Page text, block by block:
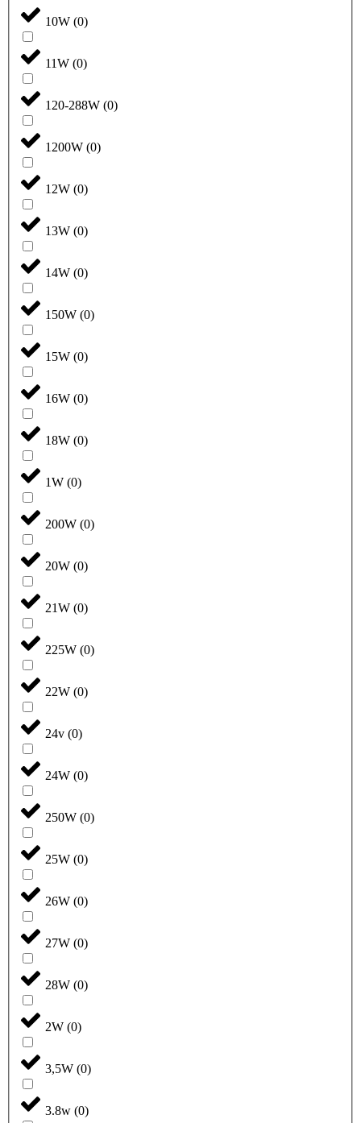
10W (0)
11W (0)
120-288W (0)
1200W (0)
12W (0)
13W (0)
14W (0)
150W (0)
15W (0)
16W (0)
18W (0)
1W (0)
200W (0)
20W (0)
21W (0)
225W (0)
22W (0)
24v (0)
24W (0)
250W (0)
25W (0)
26W (0)
27W (0)
28W (0)
2W (0)
3,5W (0)
3.8w (0)